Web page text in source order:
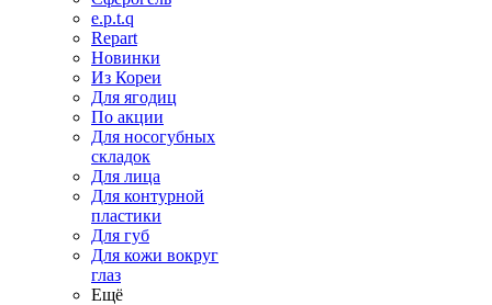
e.p.t.q
Repart
Новинки
Из Кореи
Для ягодиц
По акции
Для носогубных
складок
Для лица
Для контурной
пластики
Для губ
Для кожи вокруг
глаз
Ещё